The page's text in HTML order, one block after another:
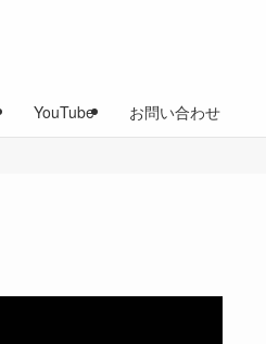
YouTube お問い合わせ